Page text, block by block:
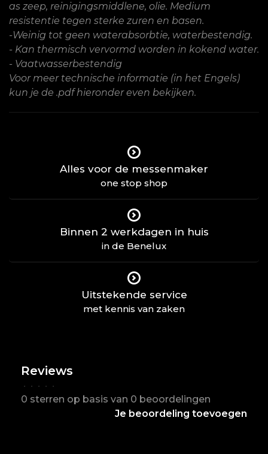
as zeep, reinigingsmiddlene, olie. Medium
resistentie tegen sterke zuren en basen.
-Weinig tot geen waterabsorbtie, waterbestendig.
- Kan thermisch vervormd worden in kokend water.
- Vaatwasserbestendig
Voor meer technische informatie (in het Engels)
kun je de .pdf hieronder even bekijken.
Alles voor de messenmaker
one stop shop
Binnen 2 werkdagen in huis
in de Benelux
Uitstekende service
met kennis van zaken
Reviews
• • • • •
0 sterren op basis van 0 beoordelingen
Je beoordeling toevoegen